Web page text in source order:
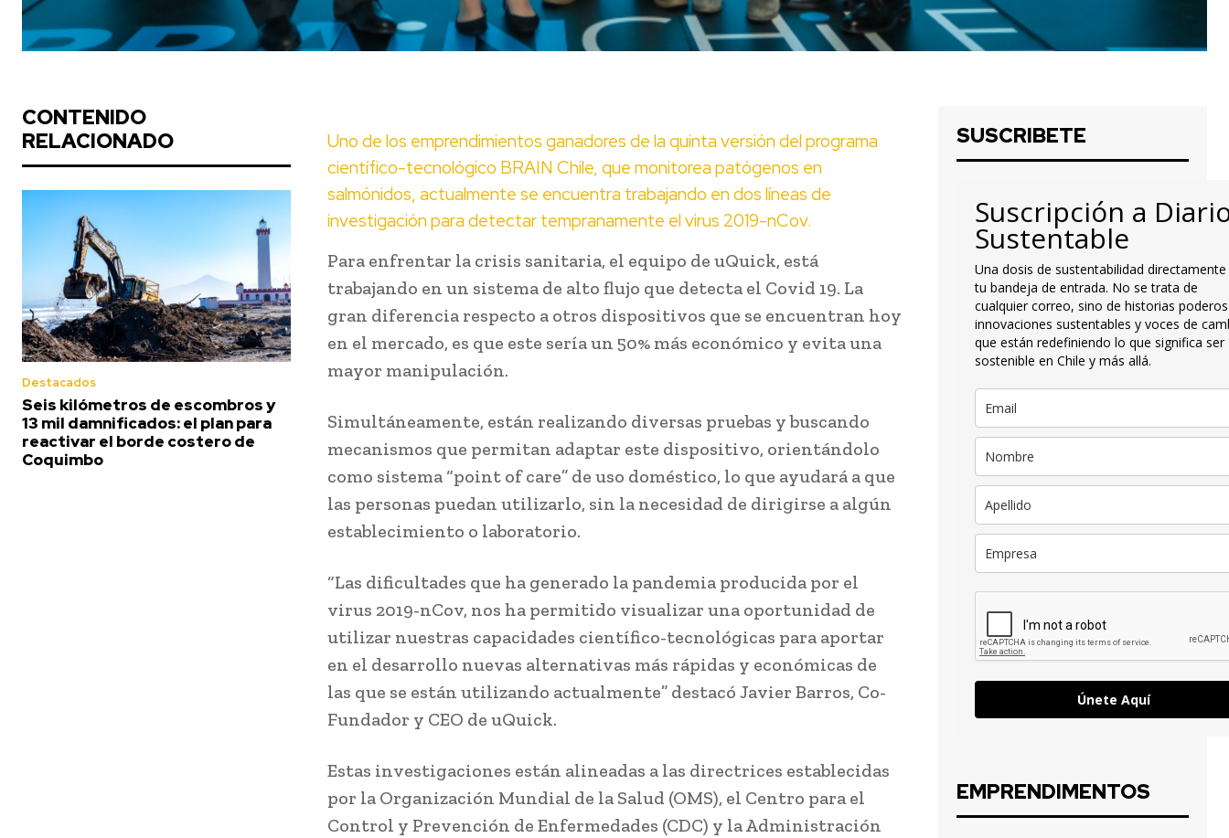
CONTENIDO
RELACIONADO
Destacados
Seis kilómetros de escombros y
13 mil damnificados: el plan para
reactivar el borde costero de
Coquimbo
Uno de los emprendimientos ganadores de la quinta versión del programa
científico-tecnológico BRAIN Chile, que monitorea patógenos en
salmónidos, actualmente se encuentra trabajando en dos líneas de
investigación para detectar tempranamente el virus 2019-nCov.
Para enfrentar la crisis sanitaria, el equipo de uQuick, está
trabajando en un sistema de alto flujo que detecta el Covid 19. La
gran diferencia respecto a otros dispositivos que se encuentran hoy
en el mercado, es que este sería un 50% más económico y evita una
mayor manipulación.
Simultáneamente, están realizando diversas pruebas y buscando
mecanismos que permitan adaptar este dispositivo, orientándolo
como sistema “point of care” de uso doméstico, lo que ayudará a que
las personas puedan utilizarlo, sin la necesidad de dirigirse a algún
establecimiento o laboratorio.
“Las dificultades que ha generado la pandemia producida por el
virus 2019-nCov, nos ha permitido visualizar una oportunidad de
utilizar nuestras capacidades científico-tecnológicas para aportar
en el desarrollo nuevas alternativas más rápidas y económicas de
las que se están utilizando actualmente” destacó Javier Barros, Co-
Fundador y CEO de uQuick.
Estas investigaciones están alineadas a las directrices establecidas
por la Organización Mundial de la Salud (OMS), el Centro para el
Control y Prevención de Enfermedades (CDC) y la Administración
SUSCRIBETE
Suscripción a
Sustentable
Una dosis de sustentabilidad
tu bandeja de entrada. No se trata de
cualquier correo, sino de historias
innovaciones sustentables y voces de
que están redefiniendo lo que significa ser
sostenible en Chile y más allá.
Únete Aquí
EMPRENDIMENTOS